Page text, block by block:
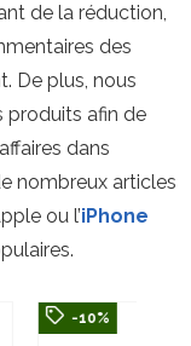
de la réduction,
des
De plus, nous
produits afin de
dans
nombreux articles
ou l’iPhone